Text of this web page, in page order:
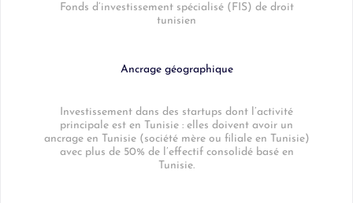
Fonds d’investissement spécialisé (FIS) de droit
tunisien
Ancrage géographique
Investissement dans des startups dont l’activité
principale est en Tunisie : elles doivent avoir un
ancrage en Tunisie (société mère ou filiale en Tunisie)
avec plus de 50% de l’effectif consolidé basé en
Tunisie.